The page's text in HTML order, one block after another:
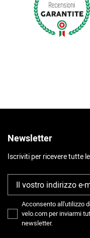
Newsletter
Iscriviti per ricevere tutte
Acconsento all'utilizzo
velo.com per inviarmi
newsletter.